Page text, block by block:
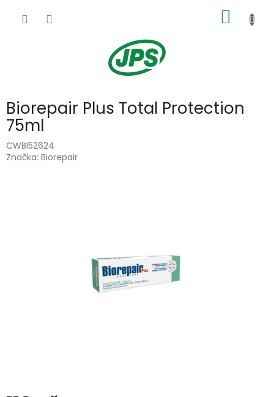
KOŠÍK
Biorepair Plus Total Protection
75ml
CWBI52624
Značka: Biorepair